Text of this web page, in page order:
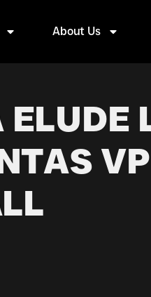
About Us